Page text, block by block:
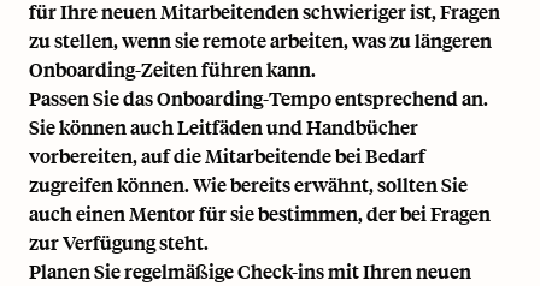
für Ihre neuen Mitarbeitenden schwieriger ist, Fragen
zu stellen, wenn sie remote arbeiten, was zu längeren
Onboarding-Zeiten führen kann.
Passen Sie das Onboarding-Tempo entsprechend an.
Sie können auch Leitfäden und Handbücher
vorbereiten, auf die Mitarbeitende bei Bedarf
zugreifen können. Wie bereits erwähnt, sollten Sie
auch einen Mentor für sie bestimmen, der bei Fragen
zur Verfügung steht.
Planen Sie regelmäßige Check-ins mit Ihren neuen